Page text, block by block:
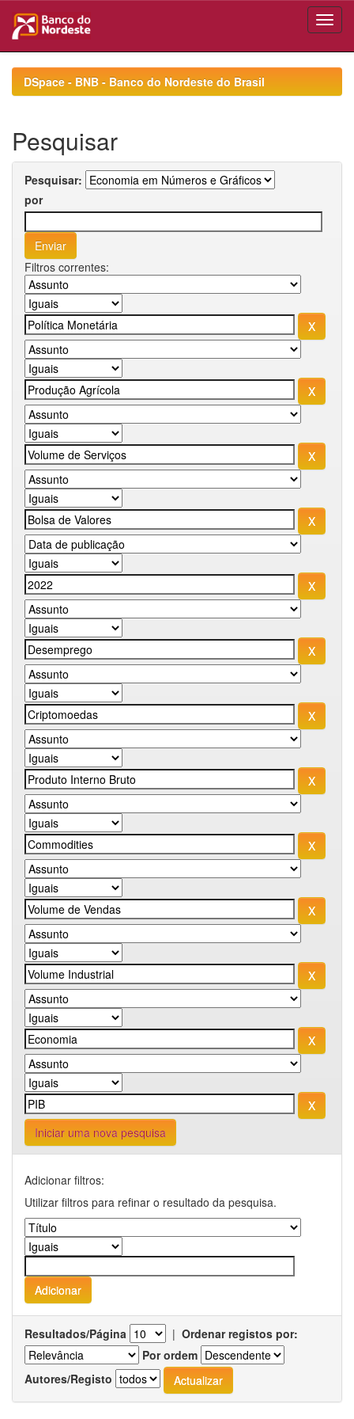
navigationDSpace - BNB - Banco do Nordeste do Brasil
Pesquisar
Pesquisar:
por
Filtros correntes:
Iniciar uma nova pesquisa
Adicionar filtros:
Utilizar filtros para refinar o resultado da pesquisa.
Resultados/Página | Ordenar registos por:
Por ordem
Autores/Registo